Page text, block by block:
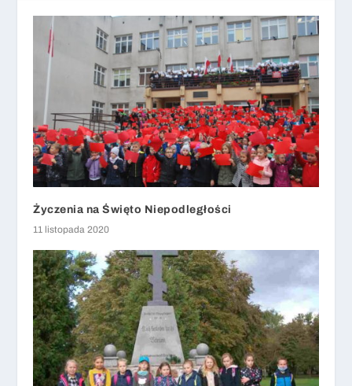
Życzenia na Święto Niepodległości
11 listopada 2020